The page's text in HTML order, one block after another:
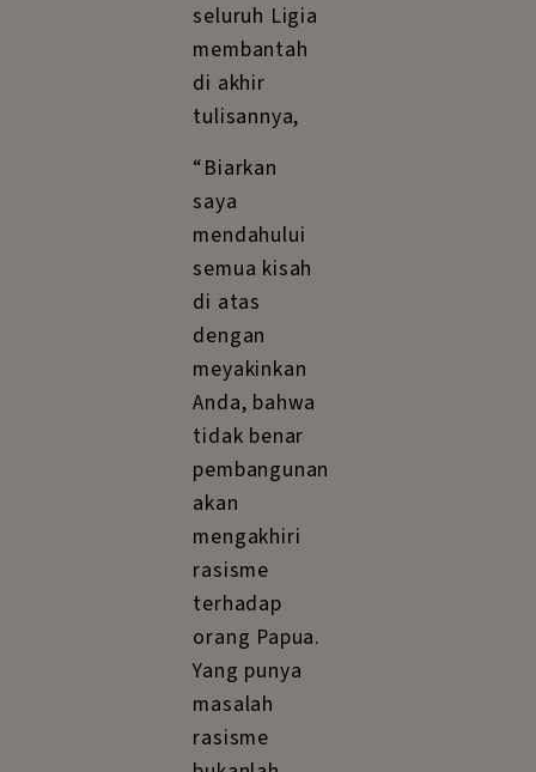
seluruh Ligia
membantah
di akhir
tulisannya,
“Biarkan
saya
mendahului
semua kisah
di atas
dengan
meyakinkan
Anda, bahwa
tidak benar
pembangunan
akan
mengakhiri
rasisme
terhadap
orang Papua.
Yang punya
masalah
rasisme